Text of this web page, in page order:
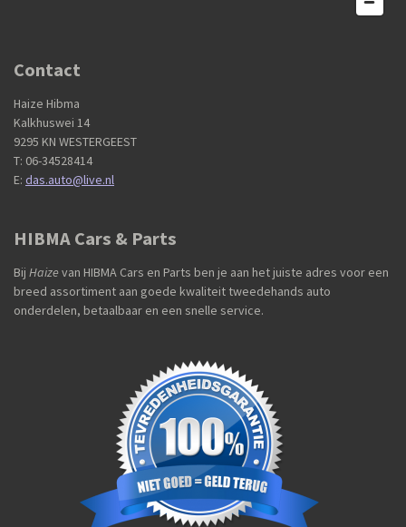
Contact
Haize Hibma
Kalkhuswei 14
9295 KN WESTERGEEST
T: 06-34528414
E: das.auto@live.nl
HIBMA Cars & Parts
Bij Haizevan HIBMA Cars en Parts ben je aan het juiste adres voor een
breed assortiment aan goede kwaliteit tweedehands auto
onderdelen, betaalbaar en een snelle service.